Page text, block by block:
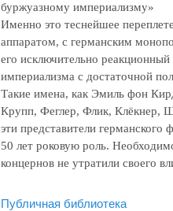
буржуазному империализму»
Именно это теснейшее
аппаратом, с германским
его исключительно
империализма с достаточной
Такие имена, как Эмиль фон
Крупп, Феглер, Флик, Клёкнер,
эти представители германского
50 лет роковую роль.
концернов не утратили своего
Публичная библиотека